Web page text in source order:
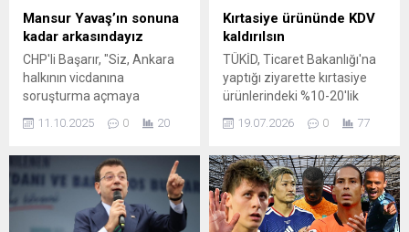
Mansur Yavaş’ın sonuna
kadar arkasındayız
CHP'li Başarır, "Siz, Ankara
halkının vicdanına
soruşturma açmaya
mısınız!" tepkisini gösterdi.
11.10.2025 0 20
Kırtasiye ürününde KDV
kaldırılsın
TÜKİD, Ticaret Bakanlığı'na
yaptığı ziyarette kırtasiye
ürünlerindeki %10-20'lik
denetimlerin artırılmasını ve
sağlanmasını talep etti.
19.07.2026 0 77